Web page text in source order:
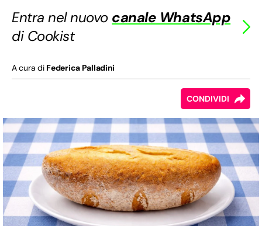
Entra nel nuovo canale WhatsApp
di Cookist
A cura di Federica Palladini
CONDIVIDI